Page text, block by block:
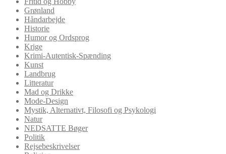
Grønland
Håndarbejde
Historie
Humor og Ordsprog
Krige
Krimi-Autentisk-Spænding
Kunst
Landbrug
Litteratur
Mad og Drikke
Mode-Design
Mystik, Alternativt, Filosofi og Psykologi
Natur
NEDSATTE Bøger
Politik
Rejsebeskrivelser